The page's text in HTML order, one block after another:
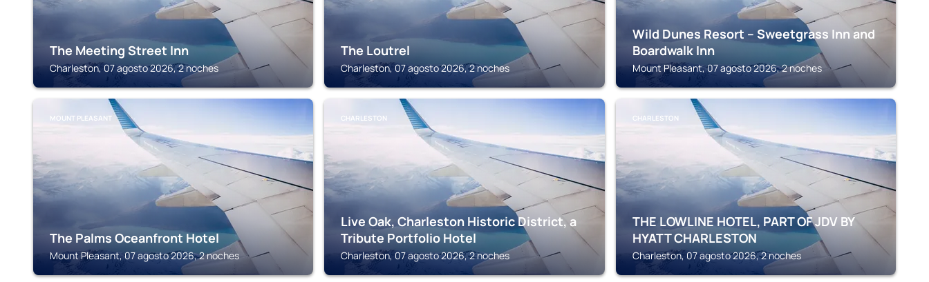
The Meeting Street Inn
Charleston, 07 agosto 2026, 2 noches
The Loutrel
Charleston, 07 agosto 2026, 2 noches
Wild Dunes Resort – Sweetgrass Inn and
Boardwalk Inn
Mount Pleasant, 07 agosto 2026, 2 noches
MOUNT PLEASANT
The Palms Oceanfront Hotel
Mount Pleasant, 07 agosto 2026, 2 noches
CHARLESTON
Live Oak, Charleston Historic District, a
Tribute Portfolio Hotel
Charleston, 07 agosto 2026, 2 noches
CHARLESTON
THE LOWLINE HOTEL, PART OF JDV BY
HYATT CHARLESTON
Charleston, 07 agosto 2026, 2 noches